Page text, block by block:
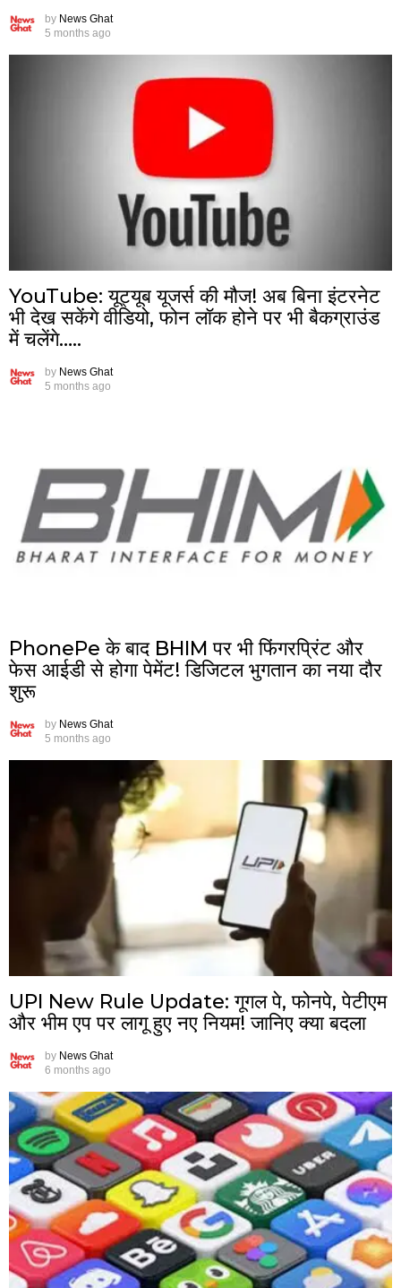
by News Ghat
5 months ago
YouTube: यूट्यूब यूजर्स की मौज! अब बिना इंटरनेट
भी देख सकेंगे वीडियो, फोन लॉक होने पर भी बैकग्राउंड
में चलेंगे…..
by News Ghat
5 months ago
PhonePe के बाद BHIM पर भी फिंगरप्रिंट और
फेस आईडी से होगा पेमेंट! डिजिटल भुगतान का नया दौर
शुरू
by News Ghat
5 months ago
UPI New Rule Update: गूगल पे, फोनपे, पेटीएम
और भीम एप पर लागू हुए नए नियम! जानिए क्या बदला
by News Ghat
6 months ago